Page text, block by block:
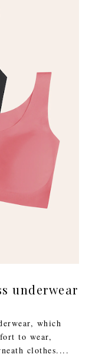
underwear
which
to wear,
clothes....